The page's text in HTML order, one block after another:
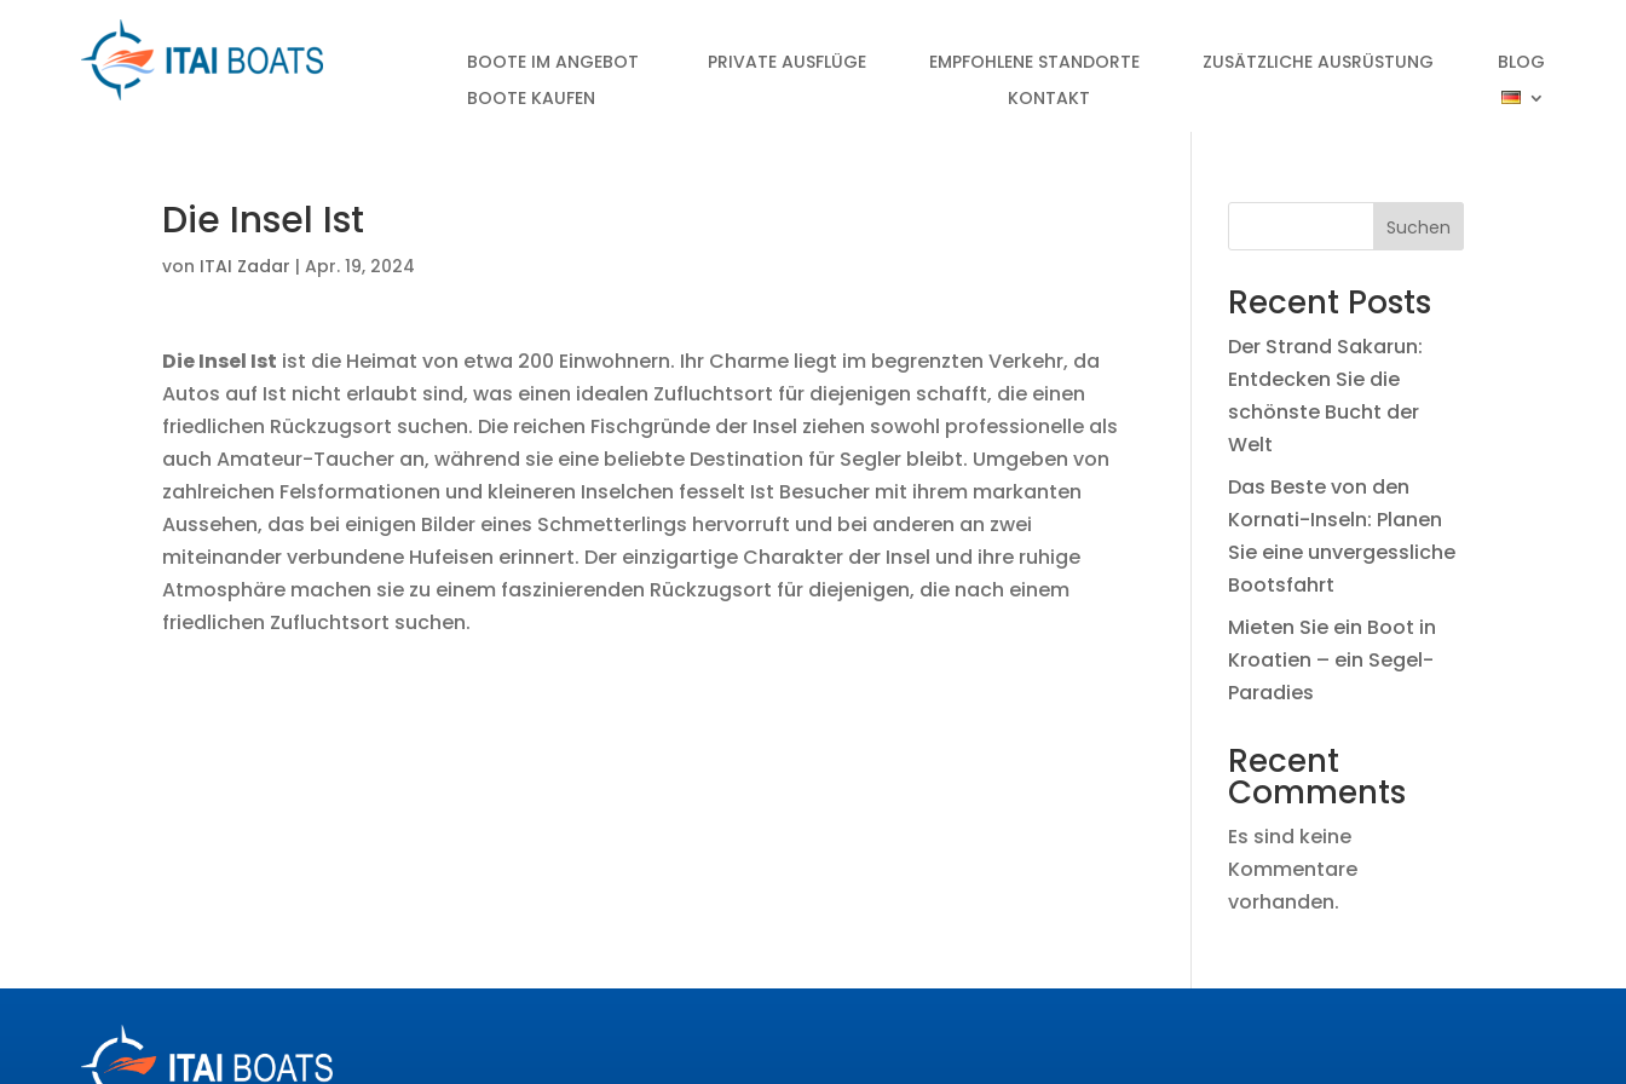
BOOTE IM ANGEBOT PRIVATE AUSFLÜGE EMPFOHLENE STANDORTE ZUSÄTZLICHE AUSRÜSTUNG
BLOG
BOOTE KAUFEN
KONTAKT
Die Insel Ist
von ITAI Zadar |Apr. 19, 2024
Die Insel Ist ist die Heimat von etwa 200 Einwohnern. Ihr Charme liegt im begrenzten Verkehr, da
Autos auf Ist nicht erlaubt sind, was einen idealen Zufluchtsort für diejenigen schafft, die einen
friedlichen Rückzugsort suchen. Die reichen Fischgründe der Insel ziehen sowohl professionelle als
auch Amateur-Taucher an, während sie eine beliebte Destination für Segler bleibt. Umgeben von
zahlreichen Felsformationen und kleineren Inselchen fesselt Ist Besucher mit ihrem markanten
Aussehen, das bei einigen Bilder eines Schmetterlings hervorruft und bei anderen an zwei
miteinander verbundene Hufeisen erinnert. Der einzigartige Charakter der Insel und ihre ruhige
Atmosphäre machen sie zu einem faszinierenden Rückzugsort für diejenigen, die nach einem
friedlichen Zufluchtsort suchen.
Suchen
Recent Posts
Der Strand Sakarun:
Entdecken Sie die
schönste Bucht der
Welt
Das Beste von den
Kornati-Inseln: Planen
Sie eine unvergessliche
Bootsfahrt
Mieten Sie ein Boot in
Kroatien – ein Segel-
Paradies
Recent
Comments
Es sind keine
Kommentare
vorhanden.